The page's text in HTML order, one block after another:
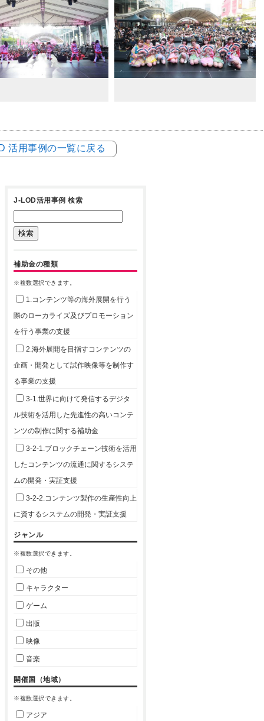
活用事例の一覧に戻る
J-LOD活用事例 検索
補助金の種類
※複数選択できます。
1.コンテンツ等の海外展開を行う
際のローカライズ及びプロモーション
を行う事業の支援
2.海外展開を目指すコンテンツの
企画・開発として試作映像等を制作す
る事業の支援
3-1.世界に向けて発信するデジタ
ル技術を活用した先進性の高いコンテ
ンツの制作に関する補助金
3-2-1.ブロックチェーン技術を活用
したコンテンツの流通に関するシステ
ムの開発・実証支援
3-2-2.コンテンツ製作の生産性向上
に資するシステムの開発・実証支援
ジャンル
※複数選択できます。
その他
キャラクター
ゲーム
出版
映像
音楽
開催国（地域）
※複数選択できます。
アジア